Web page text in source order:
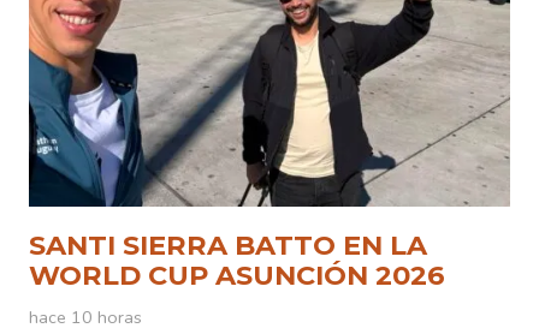
SANTI SIERRA BATTO EN LA
WORLD CUP ASUNCIÓN 2026
hace 10 horas